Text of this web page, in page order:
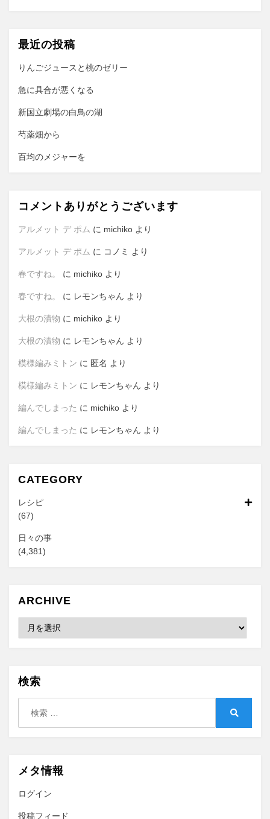
シ
ョ
ン
最近の投稿
りんごジュースと桃のゼリー
急に具合が悪くなる
新国立劇場の白鳥の湖
芍薬畑から
百均のメジャーを
コメントありがとうございます
アルメット デ ポム に michiko より
アルメット デ ポム に コノミ より
春ですね。 に michiko より
春ですね。 に レモンちゃん より
大根の漬物 に michiko より
大根の漬物 に レモンちゃん より
模様編みミトン に 匿名 より
模様編みミトン に レモンちゃん より
編んでしまった に michiko より
編んでしまった に レモンちゃん より
CATEGORY
レシピ
(67)
日々の事
(4,381)
ARCHIVE
Archive
検索
メタ情報
ログイン
投稿フィード